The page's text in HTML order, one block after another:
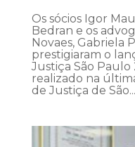
Os sócios Igor
Bedran e os
Novaes, Gabriela
prestigiaram o
Justiça São Paulo
realizado na
de Justiça de São...